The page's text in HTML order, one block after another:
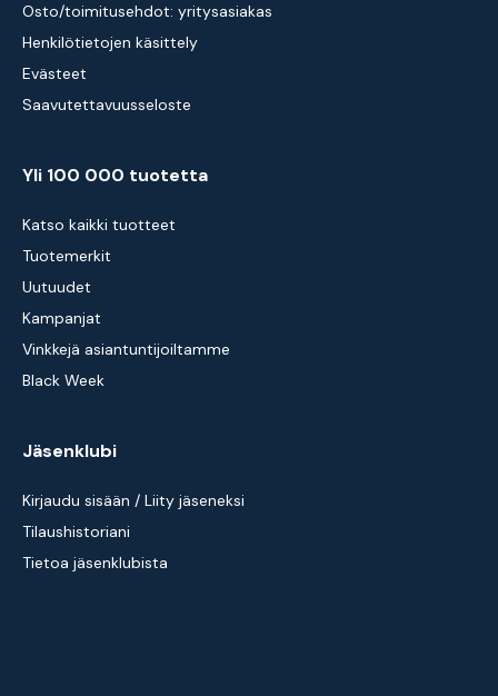
Osto/toimitusehdot: yritysasiakas
Henkilötietojen käsittely
Evästeet
Saavutettavuusseloste
Yli 100 000 tuotetta
Katso kaikki tuotteet
Tuotemerkit
Uutuudet
Kampanjat
Vinkkejä asiantuntijoiltamme
Black Week
Jäsenklubi
Kirjaudu sisään / Liity jäseneksi
Tilaushistoriani
Tietoa jäsenklubista